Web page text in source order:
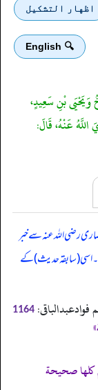
اظهار التشكيل
🔍 English
وَيَحْيَى بْنِ سَعِيدٍ،
عَنْهُ، قَالَ:
رضی اللہ عنہ سے خبر
اسی (سابقہ حدیث) کے
فوادعبدالباقی: 1164
صحيحة